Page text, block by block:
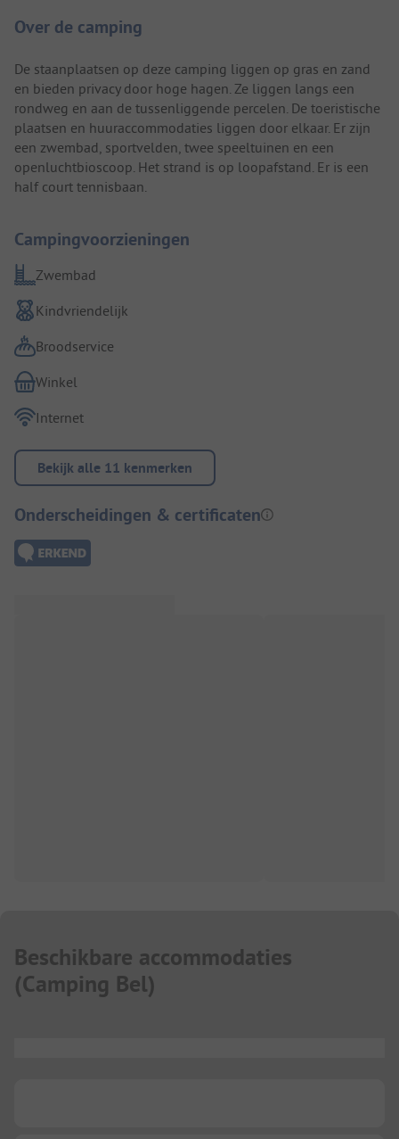
Over de camping
De staanplaatsen op deze camping liggen op gras en zand
en bieden privacy door hoge hagen. Ze liggen langs een
rondweg en aan de tussenliggende percelen. De toeristische
plaatsen en huuraccommodaties liggen door elkaar. Er zijn
een zwembad, sportvelden, twee speeltuinen en een
openluchtbioscoop. Het strand is op loopafstand. Er is een
half court tennisbaan.
Campingvoorzieningen
Zwembad
Kindvriendelijk
Broodservice
Winkel
Internet
Bekijk alle 11 kenmerken
Onderscheidingen & certificaten
Beschikbare accommodaties
(Camping Bel)